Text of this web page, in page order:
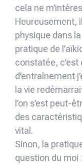
cela ne
Heureusement,
physique dans
pratique de
constatée, c’est
d’entraînement
la vie
l’on s’est peut-
des
vital.
Sinon, la
question du moi